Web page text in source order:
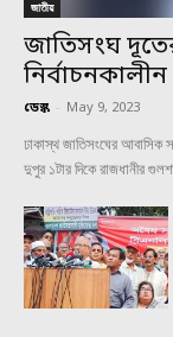
জাতীয়
জাতিসংঘ
ডেস্ক - May 9, 2023
ঢাকাস্থ জাতিসংঘের আবাসিক
দুপুর ১টার দিকে রাজধানীর